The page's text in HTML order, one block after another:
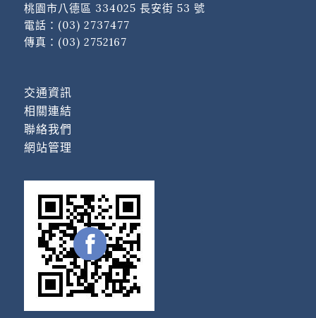
桃園市八德區 334025 長安街 53 號
電話： (03) 2737477
傳真：(03) 2752167
交通資訊
相關連結
聯絡我們
網站管理